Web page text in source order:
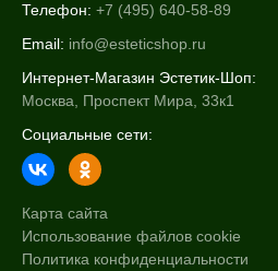
Телефон: +7 (495) 640-58-89
Email: info@esteticshop.ru
Интернет-Магазин Эстетик-Шоп:
Москва, Проспект Мира, 33к1
Социальные сети:
Карта сайта
Использование файлов cookie
Политика конфиденциальности